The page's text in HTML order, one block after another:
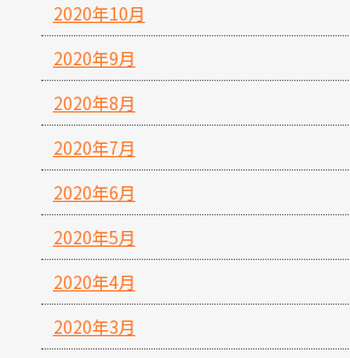
2020年10月
2020年9月
2020年8月
2020年7月
2020年6月
2020年5月
2020年4月
2020年3月